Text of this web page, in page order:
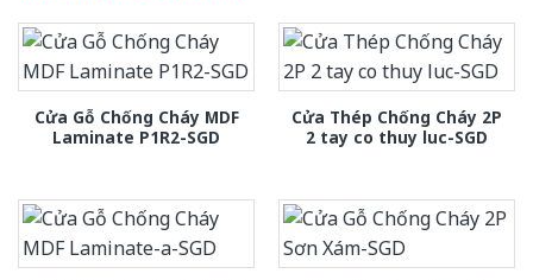
Cửa Gỗ Chống Cháy MDF
Laminate P1R2-SGD
Cửa Thép Chống Cháy 2P
2 tay co thuy luc-SGD